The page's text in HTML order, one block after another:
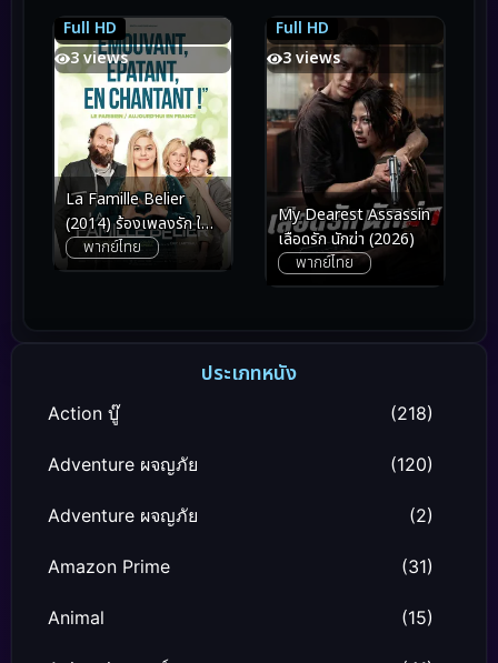
Full HD
6.9
3 views
6.9
La Famille Belier
(2014) ร้องเพลงรัก ให้
ก้องโลก
พากย์ไทย
Full HD
7.1
3 views
7.1
My Dearest Assassin
เลือดรัก นักฆ่า (2026)
พากย์ไทย
ประเภทหนัง
Action บู๊ (218)
Adventure ผจญภัย (120)
Adventure ผจญภัย (2)
Amazon Prime (31)
Animal (15)